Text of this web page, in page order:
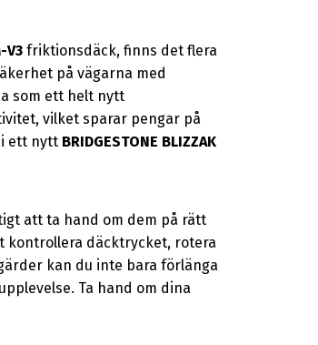
V3friktionsdäck, finns det flera
på vägarna med
som ett helt nytt
vilket sparar pengar på
i ett nytt BRIDGESTONE BLIZZAK
att ta hand om dem på rätt
däcktrycket, rotera
kan du inte bara förlänga
Ta hand om dina